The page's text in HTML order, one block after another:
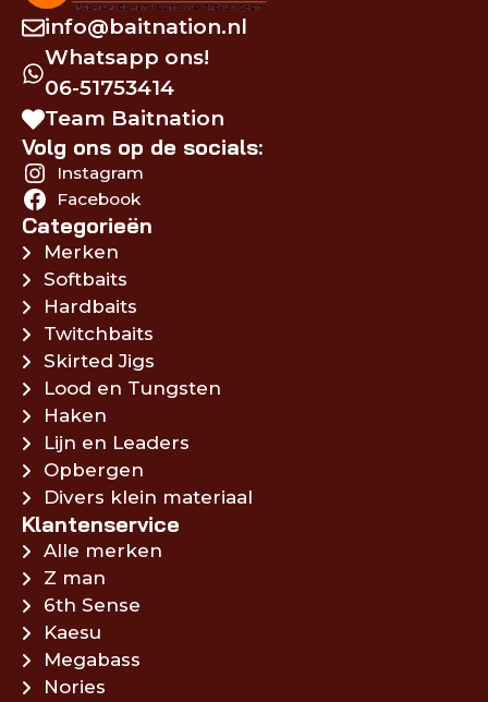
info@baitnation.nl
Whatsapp ons!
06-51753414
Team Baitnation
Volg ons op de socials:
Instagram
Facebook
Categorieën
Merken
Softbaits
Hardbaits
Twitchbaits
Skirted Jigs
Lood en Tungsten
Haken
Lijn en Leaders
Opbergen
Divers klein materiaal
Klantenservice
Alle merken
Z man
6th Sense
Kaesu
Megabass
Nories